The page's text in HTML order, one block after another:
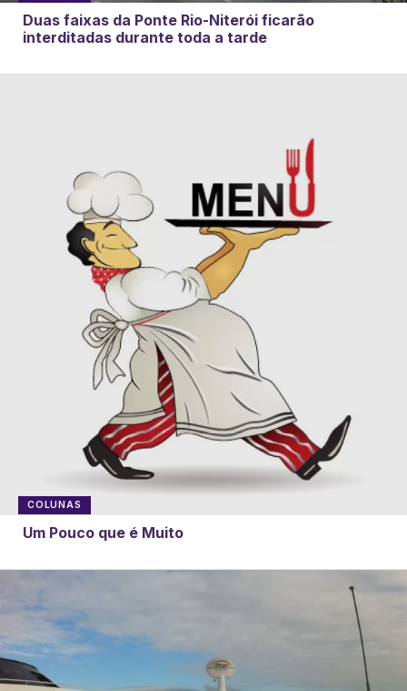
Duas faixas da Ponte Rio-Niterói ficarão
interditadas durante toda a tarde
COLUNAS
Um Pouco que é Muito